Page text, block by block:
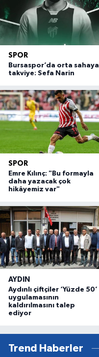
SPOR
Bursaspor’da orta sahaya
takviye: Sefa Narin
SPOR
Emre Kılınç: "Bu formayla
daha yazacak çok
hikâyemiz var"
AYDIN
Aydınlı çiftçiler ‘Yüzde 50’
uygulamasının
kaldırılmasını talep
ediyor
Trend Haberler